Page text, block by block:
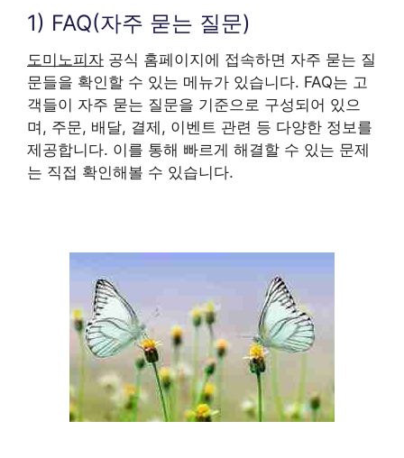
1) FAQ(자주 묻는 질문)
도미노피자 공식 홈페이지에 접속하면 자주 묻는 질
문들을 확인할 수 있는 메뉴가 있습니다. FAQ는 고
객들이 자주 묻는 질문을 기준으로 구성되어 있으
며, 주문, 배달, 결제, 이벤트 관련 등 다양한 정보를
제공합니다. 이를 통해 빠르게 해결할 수 있는 문제
는 직접 확인해볼 수 있습니다.